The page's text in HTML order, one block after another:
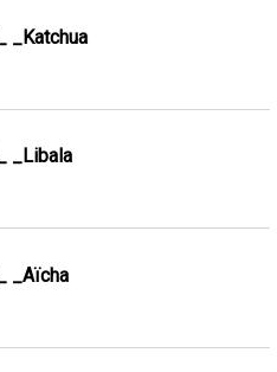
_Katchua
_Libala
_Aïcha